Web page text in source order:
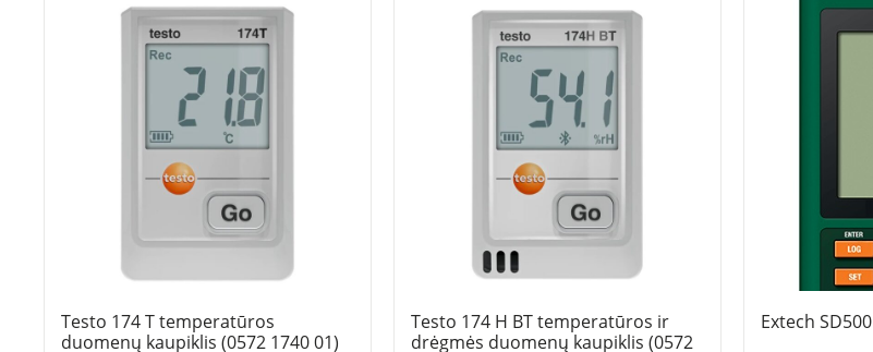
Testo 174 T temperatūros
duomenų kaupiklis (0572 1740 01)
Testo 174 H BT temperatūros ir
drėgmės duomenų kaupiklis (0572
Extech SD500